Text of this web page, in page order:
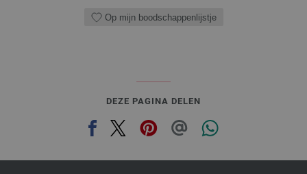
Op mijn boodschappenlijstje
DEZE PAGINA DELEN